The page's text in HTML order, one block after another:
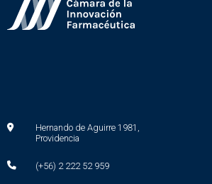
Hernando de Aguirre 1981,
Providencia
(+56) 2 222 52 959